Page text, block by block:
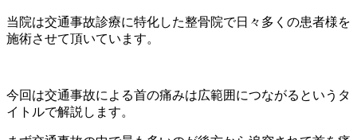
当院は交通事故診療に特化した整骨院で日々多くの患者様を
施術させて頂いています。
今回は交通事故による首の痛みは広範囲につながるというタ
イトルで解説します。